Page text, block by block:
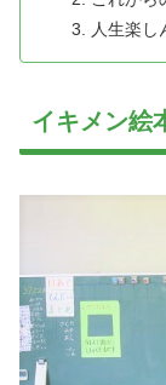
人生楽し
イキメン絵